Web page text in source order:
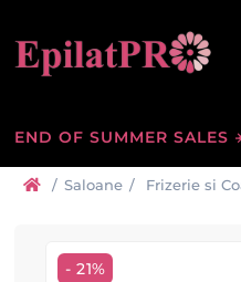
END OF SUMMER SALES
/ Saloane / Frizerie si
- 21%